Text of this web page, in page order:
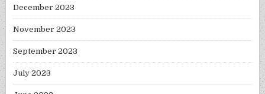
December 2023
November 2023
September 2023
July 2023